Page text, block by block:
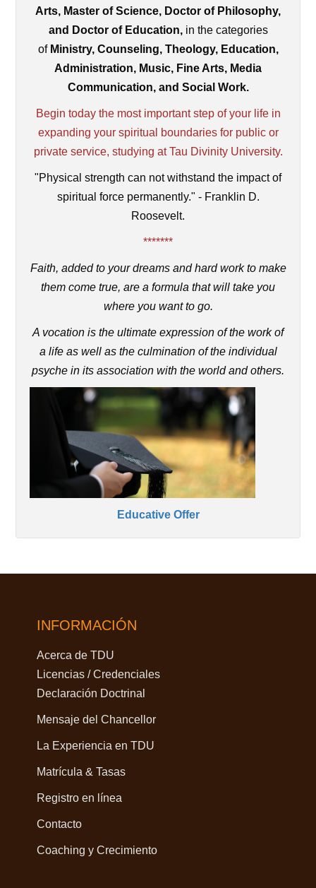
Arts, Master of Science, Doctor of Philosophy,
and Doctor of Education,in the categories
ofMinistry, Counseling, Theology, Education,
Administration, Music, Fine Arts, Media
Communication, and Social Work.
Begin today the most important step of your life in
expanding your spiritual boundaries for public or
private service, studying at Tau Divinity University.
"Physical strength can not withstand the impact of
spiritual force permanently." - Franklin D.
Roosevelt.
*******
Faith, added to your dreams and hard work to make
them come true, are a formula that will take you
where you want to go.
A vocation is the ultimate expression of the work of
a life as well as the culmination of the individual
psyche in its association with the world and others.
Educative Offer
INFORMACIÓN
Acerca de TDU
Licencias / Credenciales
Declaración Doctrinal
Mensaje del Chancellor
La Experiencia en TDU
Matrícula & Tasas
Registro en línea
Contacto
Coaching y Crecimiento